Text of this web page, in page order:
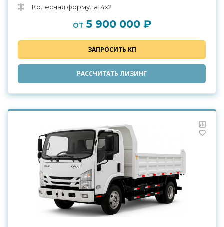
Колесная формула: 4х2
от5 900 000 ₽
ЗАПРОСИТЬ КП
РАССЧИТАТЬ ЛИЗИНГ